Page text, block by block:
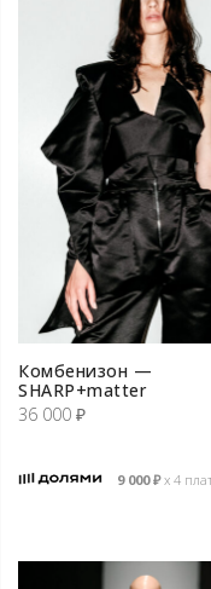
Комбенизон —
SHARP+matter
36 000 ₽
9 000₽х 4